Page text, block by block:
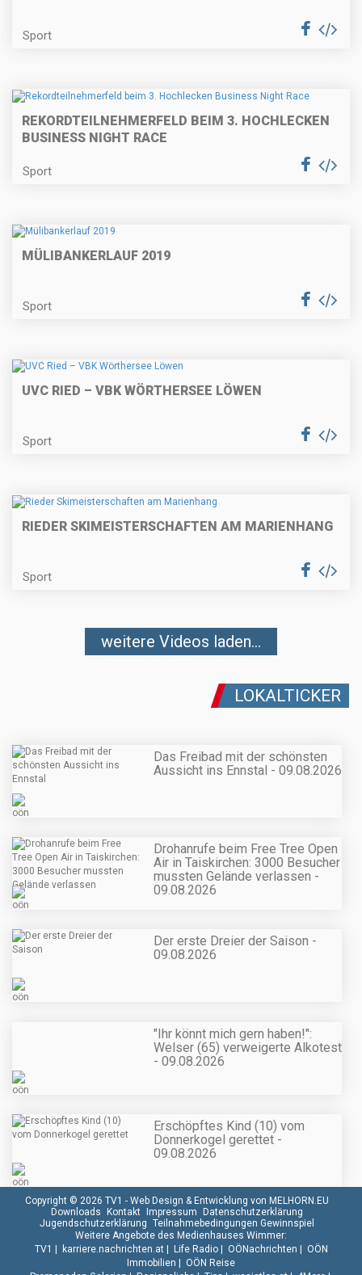
Sport
REKORDTEILNEHMERFELD BEIM 3. HOCHLECKEN
BUSINESS NIGHT RACE
Sport
MÜLIBANKERLAUF 2019
Sport
UVC RIED – VBK WÖRTHERSEE LÖWEN
Sport
RIEDER SKIMEISTERSCHAFTEN AM MARIENHANG
Sport
weitere Videos laden...
LOKALTICKER
Das Freibad mit der schönsten
Aussicht ins Ennstal - 09.08.2026
Drohanrufe beim Free Tree Open
Air in Taiskirchen: 3000 Besucher
mussten Gelände verlassen -
09.08.2026
Der erste Dreier der Saison -
09.08.2026
"Ihr könnt mich gern haben!":
Welser (65) verweigerte Alkotest
- 09.08.2026
Erschöpftes Kind (10) vom
Donnerkogel gerettet -
09.08.2026
Copyright © 2026 TV1 - Web Design & Entwicklung von MELHORN.EU
Downloads
Kontakt Impressum
Datenschutzerklärung
Jugendschutzerklärung Teilnahmebedingungen Gewinnspiel
Weitere Angebote des Medienhauses Wimmer:
TV1
karriere.nachrichten.at| Life Radio| OÖNachrichten
OÖN
Immobilien
OÖN Reise